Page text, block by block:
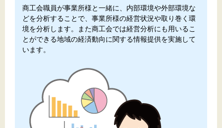
商工会職員が事業所様と一緒に、内部環境や外部環境な
どを分析することで、事業所様の経営状況や取り巻く環
境を分析します。また商工会では経営分析にも用いるこ
とができる地域の経済動向に関する情報提供を実施して
います。